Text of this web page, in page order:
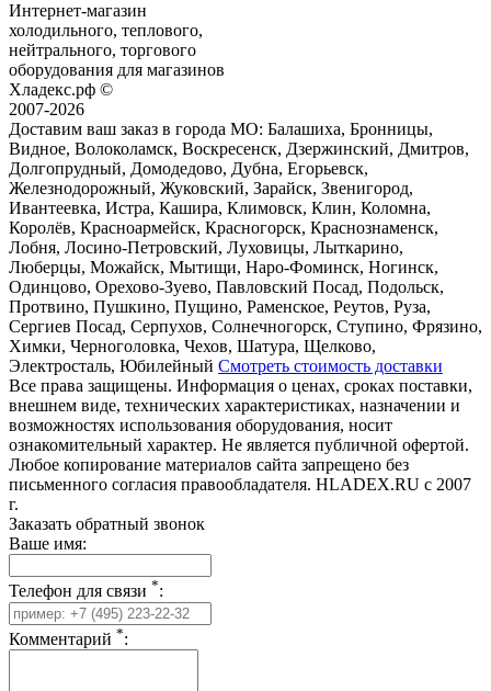
Интернет-магазин
холодильного, теплового,
нейтрального, торгового
оборудования для магазинов
Хладекс.рф ©
2007-2026
Доставим ваш заказ в города МО: Балашиха, Бронницы,
Видное, Волоколамск, Воскресенск, Дзержинский, Дмитров,
Долгопрудный, Домодедово, Дубна, Егорьевск,
Железнодорожный, Жуковский, Зарайск, Звенигород,
Ивантеевка, Истра, Кашира, Климовск, Клин, Коломна,
Королёв, Красноармейск, Красногорск, Краснознаменск,
Лобня, Лосино-Петровский, Луховицы, Лыткарино,
Люберцы, Можайск, Мытищи, Наро-Фоминск, Ногинск,
Одинцово, Орехово-Зуево, Павловский Посад, Подольск,
Протвино, Пушкино, Пущино, Раменское, Реутов, Руза,
Сергиев Посад, Серпухов, Солнечногорск, Ступино, Фрязино,
Химки, Черноголовка, Чехов, Шатура, Щелково,
Электросталь, Юбилейный Смотреть стоимость доставки
Все права защищены. Информация о ценах, сроках поставки,
внешнем виде, технических характеристиках, назначении и
возможностях использования оборудования, носит
ознакомительный характер. Не является публичной офертой.
Любое копирование материалов сайта запрещено без
письменного согласия правообладателя. HLADEX.RU c 2007
г.
Заказать обратный звонок
Ваше имя:
Телефон для связи *:
Комментарий *: